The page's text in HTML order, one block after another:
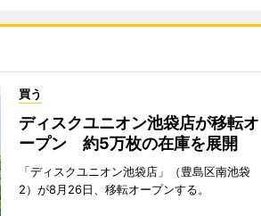
買う
ディスクユニオン池袋店が移転オ
ープン 約5万枚の在庫を展開
「ディスクユニオン池袋店」（豊島区南池袋
2）が8月26日、移転オープンする。